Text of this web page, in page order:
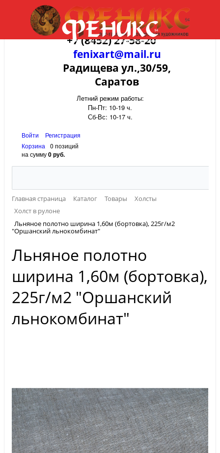
+7 (8452) 27-58-20
fenixart@mail.ru
Радищева ул.,30/59,
Саратов
Летний режим работы:
Пн-Пт: 10-19 ч.
Сб-Вс: 10-17 ч.
Войти
Регистрация
Корзина
0 позиций
на сумму0 руб.
Главная страница Каталог Товары
Холсты
Холст в рулоне
Льняное полотно ширина 1,60м (бортовка), 225г/м2
"Оршанский льнокомбинат"
Льняное полотно
ширина 1,60м (бортовка),
225г/м2 "Оршанский
льнокомбинат"